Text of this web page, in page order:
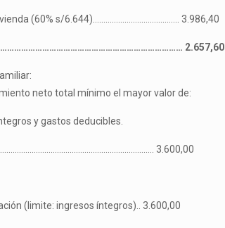
(60% s/6.644)………………………………….. 3.986,40
2.657,60
neto total mínimo el mayor valor de:
y gastos deducibles.
3.600,00
(limite: ingresos íntegros).. 3.600,00